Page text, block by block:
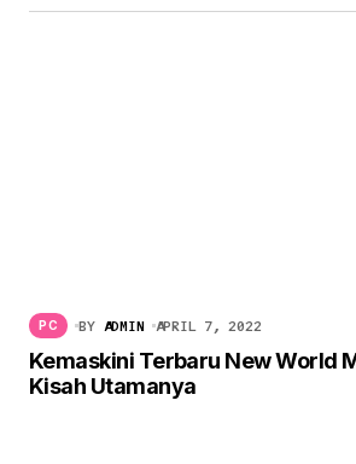
PC BY ADMIN APRIL 7, 2022
Kemaskini Terbaru New World
Kisah Utamanya